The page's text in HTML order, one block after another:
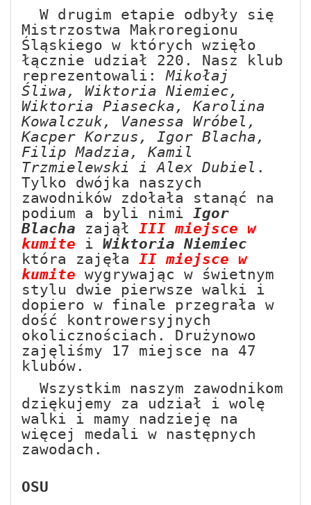
W drugim etapie odbyły się
Mistrzostwa Makroregionu
Śląskiego w których wzięło
łącznie udział 220. Nasz klub
reprezentowali:Mikołaj
Śliwa, Wiktoria Niemiec,
Wiktoria Piasecka, Karolina
Kowalczuk, Vanessa Wróbel,
Kacper Korzus, Igor Blacha,
Filip Madzia, Kamil
Trzmielewski i Alex Dubiel .
Tylko dwójka naszych
zawodników zdołała stanąć na
podium a byli nimi Igor
Blacha zajął III miejsce w
kumite i Wiktoria Niemiec
która zajęła II miejsce w
kumite wygrywając w świetnym
stylu dwie pierwsze walki i
dopiero w finale przegrała w
dość kontrowersyjnych
okolicznościach. Drużynowo
zajęliśmy 17 miejsce na 47
klubów.
Wszystkim naszym zawodnikom
dziękujemy za udział i wolę
walki i mamy nadzieję na
więcej medali w następnych
zawodach.
OSU